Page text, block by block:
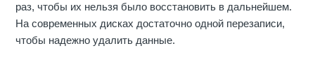
раз, чтобы их нельзя было восстановить в дальнейшем.
На современных дисках достаточно одной перезаписи,
чтобы надежно удалить данные.